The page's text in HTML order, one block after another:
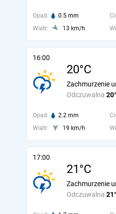
Opad: 0.5 mm
Wiatr:
13 km/h
16:00
20°C
Odczuwalna
Zachmurzenie
Opad: 2.2 mm
Wiatr:
19 km/h
17:00
21°C
Odczuwalna
Zachmurzenie